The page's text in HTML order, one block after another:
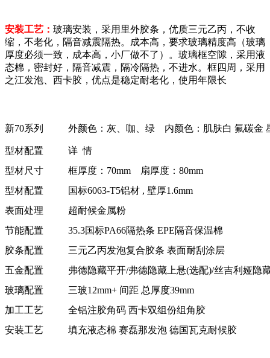
安装工艺： 玻璃安装，采用里外胶条，优质三元乙丙，不收
缩，不老化，隔音减震隔热。成本高，要求玻璃精度高（玻璃
厚度必须一致，成本高，小厂做不了）。玻璃框空隙，采用液
态棉，密封好，隔音减震，隔冷隔热，不进水。框四周，采用
之江发泡、西卡胶，优点是稳定耐老化，使用年限长
新70系列 外颜色：灰、咖、绿 内颜色：肌肤白 氟碳金
型材配置
详 情
型材尺寸
框厚度：70mm 扇厚度：80mm
型材配置
国标6063-T5铝材 , 壁厚1.6mm
表面处理
超耐候金属粉
节能配置
35.3国标PA66隔热条 EPE隔音保温棉
胶条配置
三元乙丙发泡复合胶条 表面耐刮涂层
五金配置
弗德隐藏平开/弗德隐藏上悬(选配)/丝吉利娅隐
玻璃配置
三玻12mm+ 间距 总厚度39mm
加工工艺
全铝注胶角码 西卡双组份组角胶
安装工艺
填充液态棉 赛磊那发泡 德国瓦克耐候胶